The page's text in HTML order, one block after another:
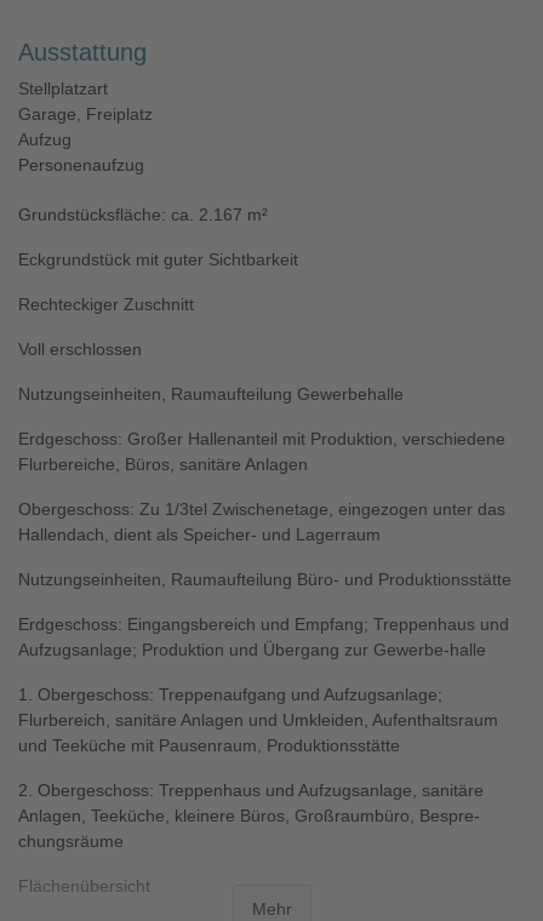
Ausstattung
Stellplatzart
Garage, Freiplatz
Aufzug
Personenaufzug
Grundstücksfläche: ca. 2.167 m²
Eckgrundstück mit guter Sichtbarkeit
Rechteckiger Zuschnitt
Voll erschlossen
Nutzungseinheiten, Raumaufteilung Gewerbehalle
Erdgeschoss: Großer Hallenanteil mit Produktion, verschiedene
Flurbereiche, Büros, sanitäre Anlagen
Obergeschoss: Zu 1/3tel Zwischenetage, eingezogen unter das
Hallendach, dient als Speicher- und Lagerraum
Nutzungseinheiten, Raumaufteilung Büro- und Produktionsstätte
Erdgeschoss: Eingangsbereich und Empfang; Treppenhaus und
Aufzugsanlage; Produktion und Übergang zur Gewerbe-halle
1. Obergeschoss: Treppenaufgang und Aufzugsanlage;
Flurbereich, sanitäre Anlagen und Umkleiden, Aufenthaltsraum
und Teeküche mit Pausenraum, Produktionsstätte
2. Obergeschoss: Treppenhaus und Aufzugsanlage, sanitäre
Anlagen, Teeküche, kleinere Büros, Großraumbüro, Bespre-
chungsräume
Flächenübersicht
Mehr